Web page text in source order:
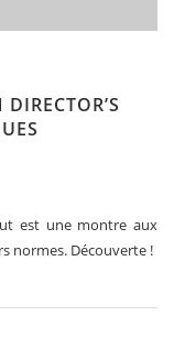
est une montre aux
normes. Découverte !